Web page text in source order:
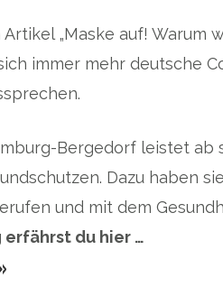
„Maske auf! Warum
immer mehr deutsche
Bergedorf leistet ab
Dazu haben
und mit dem
erfährst du hier …